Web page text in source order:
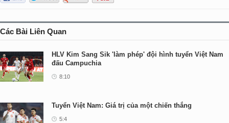
Các Bài Liên Quan
HLV Kim Sang Sik 'làm phép' đội hình tuyển Việt Nam
đấu Campuchia
8:10
Tuyển Việt Nam: Giá trị của một chiến thắng
5:4